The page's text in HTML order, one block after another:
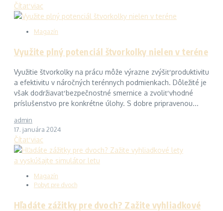
Čítať viac
Magazín
Využite plný potenciál štvorkolky nielen v teréne
Využitie štvorkolky na prácu môže výrazne zvýšiť produktivitu
a efektivitu v náročných terénnych podmienkach. Dôležité je
však dodržiavať bezpečnostné smernice a zvoliť vhodné
príslušenstvo pre konkrétne úlohy. S dobre pripravenou...
admin
17. januára 2024
Čítať viac
Magazín
Pobyt pre dvoch
Hľadáte zážitky pre dvoch? Zažite vyhliadkové